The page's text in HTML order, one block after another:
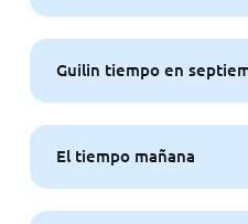
Guilin tiempo en
El tiempo mañana